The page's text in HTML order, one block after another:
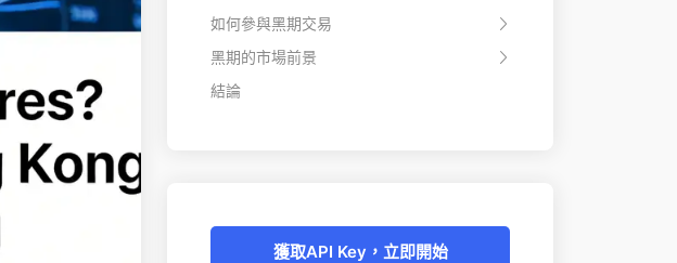
如何參與黑期交易
黑期的市場前景
結論
獲取API Key，立即開始